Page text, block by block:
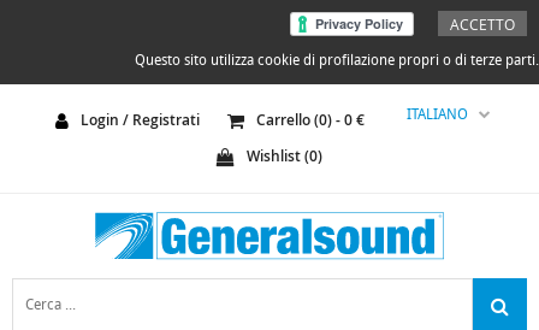
ACCETTO
Questo sito utilizza cookie di profilazione propri o di terze parti.
ITALIANO
Login / Registrati Carrello (0) -0€
Wishlist (0)